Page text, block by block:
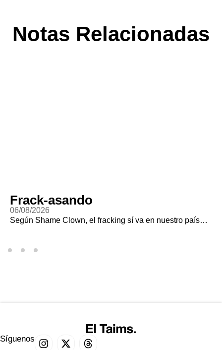
Notas Relacionadas
Frack-asando
06/08/2026
Según Shame Clown, el fracking sí va en nuestro país…
Síguenos